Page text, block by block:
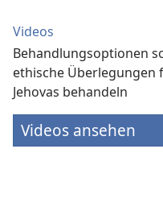
Videos
Behandlungsoptionen
ethische Überlegungen
Jehovas behandeln
Videos ansehen